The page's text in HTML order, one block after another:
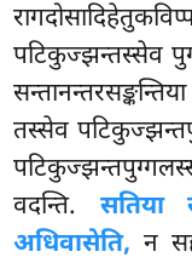
पटिकुज्झन्तस्सेव
तस्सेव
वदन्ति. सतिया
अधिवासेति, न